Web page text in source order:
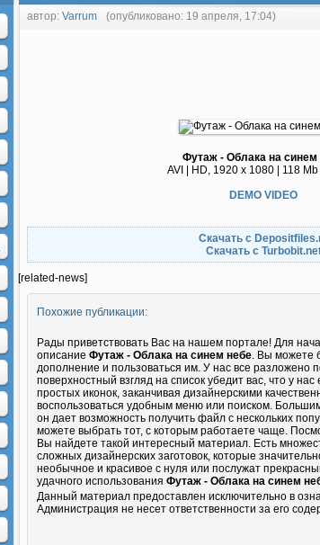
автор: Varrum (опубликовано: 19 апреля, 17:04)
Футаж - Облака на синем
AVI | HD, 1920 x 1080 | 118 Mb
DEMO VIDEO
Скачать с
Скачать с
[related-news]
Похожие публикации:
Рады приветствовать Вас на нашем портале! Для
описание Футаж - Облака на синем небе. Вы можете
дополнение и пользоваться им. У нас все разложено
поверхностный взгляд на список убедит вас, что у нас
простых иконок, заканчивая дизайнерскими
воспользоваться удобным меню или поиском.
он дает возможность получить файл с нескольких
можете выбрать тот, с которым работаете чаще.
Вы найдете такой интересный материал. Есть
сложных дизайнерских заготовок, которые
необычное и красивое с нуля или послужат
удачного использования Футаж - Облака на синем
Данный материал предоставлен исключительно в
Администрация не несет ответственности за его